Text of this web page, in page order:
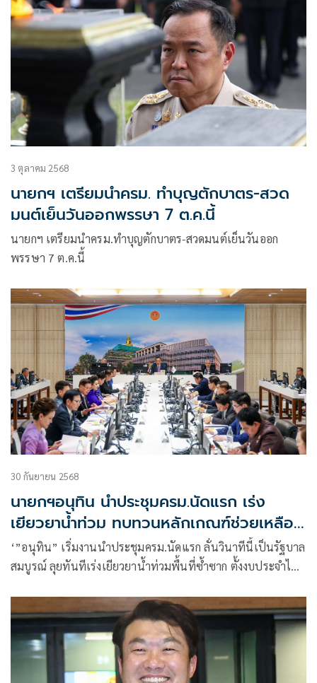
3 ตุลาคม 2568
นายกฯ เตรียมนำครม. ทำบุญตักบาตร-สวด
มนต์เย็นวันออกพรรษา 7 ต.ค.นี้
นายกฯ เตรียมนำครม.ทำบุญตักบาตร-สวดมนต์เย็นวันออก
พรรษา 7 ต.ค.นี้
30 กันยายน 2568
นายกฯอนุทิน นำประชุมครม.นัดแรก เร่ง
เยียวยาน้ำท่วม ทบทวนหลักเกณฑ์ช่วยเหลือผู้
ประสบภัยสู้รบชายแดน
‘”อนุทิน” เริ่มงานนำประชุมครม.นัดแรก ลั่นวินาทีนี้เป็นรัฐบาล
สมบูรณ์ ลุยทันทีเร่งเยียวยาน้ำท่วมพื้นที่ซ้ำซาก ตั้งงบประจำไม่
และวงเงินช่วยเหลือ ผู้ได้รับผลกระทบสถานการณ์ชายแดนไทย-
กัมพูชา